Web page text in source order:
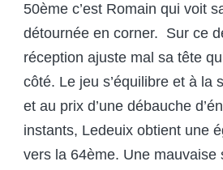
50ème c’est Romain qui voit
détournée en corner. Sur ce
réception ajuste mal sa tête
côté. Le jeu s’équilibre et à la
et au prix d’une débauche
instants, Ledeuix obtient une
vers la 64ème. Une mauvaise